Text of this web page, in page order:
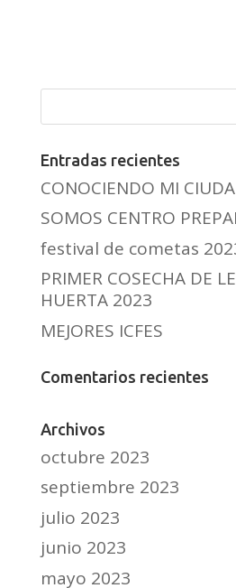
Entradas recientes
CONOCIENDO MI
SOMOS CENTRO
festival de cometas
PRIMER COSECHA DE
HUERTA 2023
MEJORES ICFES
Comentarios recientes
Archivos
octubre 2023
septiembre 2023
julio 2023
junio 2023
mayo 2023